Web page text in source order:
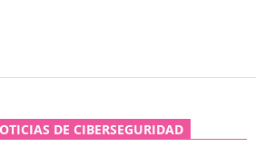
DE CIBERSEGURIDAD